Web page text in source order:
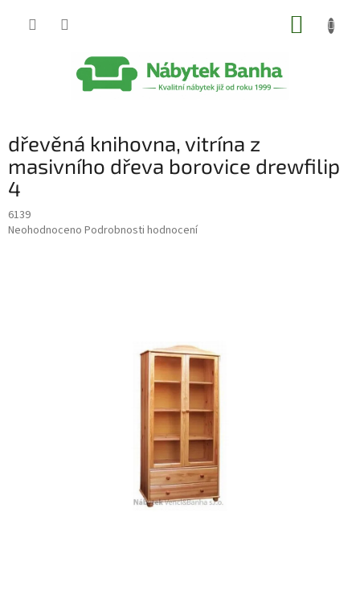
dřevěná knihovna, vitrína z
masivního dřeva borovice drewfilip
4
6139
Průměrné
Neohodnoceno Podrobnosti hodnocení